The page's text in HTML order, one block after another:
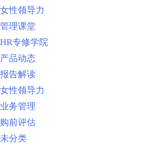
女性领导力
管理课堂
HR专修学院
产品动态
报告解读
女性领导力
业务管理
购前评估
未分类